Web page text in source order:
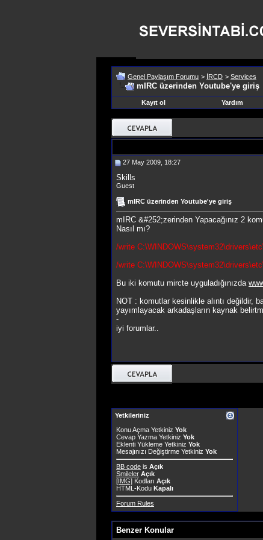
Genel Paylaşım Forumu > İRCD > Services
mIRC üzerinden Youtube'ye giriş
Kayıt ol
Yardım
27 May 2009, 18:27
Skills
Guest
mIRC üzerinden Youtube'ye giriş
mIRC &#252;zerinden Yapacağınız 2
Nasıl mı?
/write
/write
Bu iki komutu mircte uyguladığınızda
NOT : komutlar kesinlikle alıntı değildir,
yayımlayacak arkadaşların kaynak
-
iyi forumlar..
Yetkileriniz
Konu Açma Yetkiniz Yok
Cevap Yazma Yetkiniz Yok
Eklenti Yükleme Yetkiniz Yok
Mesajınızı Değiştirme Yetkiniz Yok
BB code is Açık
Smileler Açık
[IMG] Kodları Açık
HTML-Kodu Kapalı
Forum Rules
Benzer Konular